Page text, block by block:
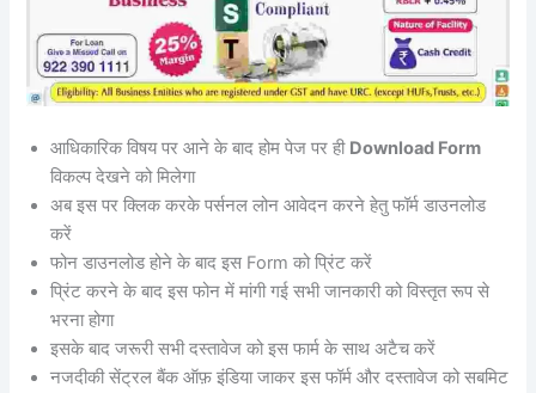
आधिकारिक विषय पर आने के बाद होम पेज पर ही Download Form
विकल्प देखने को मिलेगा
अब इस पर क्लिक करके पर्सनल लोन आवेदन करने हेतु फॉर्म डाउनलोड
करें
फोन डाउनलोड होने के बाद इस Form को प्रिंट करें
प्रिंट करने के बाद इस फोन में मांगी गई सभी जानकारी को विस्तृत रूप से
भरना होगा
इसके बाद जरूरी सभी दस्तावेज को इस फार्म के साथ अटैच करें
नजदीकी सेंट्रल बैंक ऑफ़ इंडिया जाकर इस फॉर्म और दस्तावेज को सबमिट